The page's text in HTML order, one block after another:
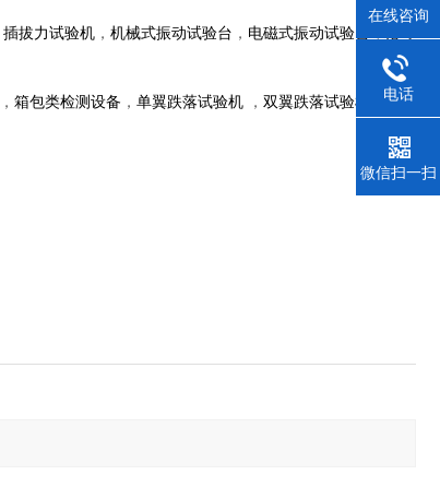
插拔力试验机 ， 机械式振动试验台 ， 电磁式振动试验台
， 箱包类检测设备 ， 单翼跌落试验机 ， 双翼跌落试验机 ，模拟
在线咨询
电话
微信扫一扫